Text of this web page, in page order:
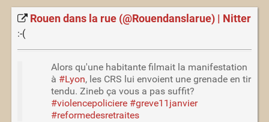
Rouen dans la rue (@Rouendanslarue) | Nitter
:-(
Alors qu'une habitante filmait la manifestation
à #Lyon, les CRS lui envoient une grenade en tir
tendu. Zineb ça vous a pas suffit?
#violencepoliciere #greve11janvier
#reformedesretraites